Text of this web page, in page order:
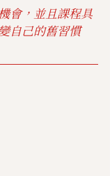
會，並且課程具
自己的舊習慣